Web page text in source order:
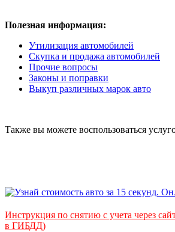
Полезная информация:
Утилизация автомобилей
Скупка и продажа автомобилей
Прочие вопросы
Законы и поправки
Выкуп различных марок авто
Также вы можете воспользоваться
Инструкция по снятию с учета через
в ГИБДД)